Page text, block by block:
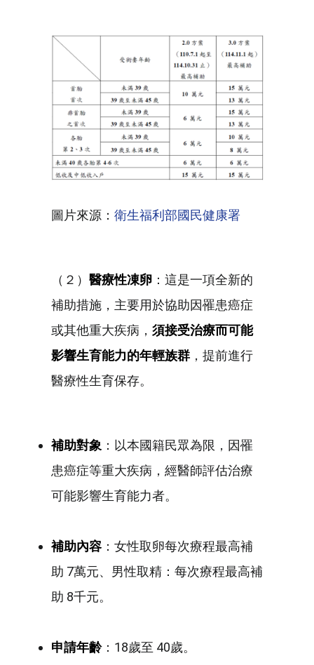
圖片來源： 衛生福利部國民健康署
（２） 醫療性凍卵：這是一項全新的
補助措施，主要用於協助因罹患癌症
或其他重大疾病， 須接受治療而可能
影響生育能力的年輕族群，提前進行
醫療性生育保存。
補助對象 ：以本國籍民眾為限，因罹
患癌症等重大疾病，經醫師評估治療
可能影響生育能力者。
補助內容：女性取卵每次療程最高補
助 7萬元、男性取精：每次療程最高補
助 8千元。
申請年齡：18歲至 40歲。